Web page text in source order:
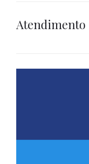
Atendimento